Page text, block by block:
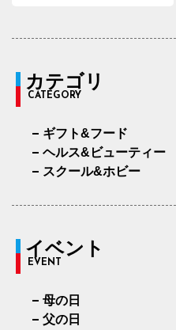
カテゴリ
CATEGORY
ギフト&フード
ヘルス&ビューティー
スクール&ホビー
イベント
EVENT
母の日
父の日